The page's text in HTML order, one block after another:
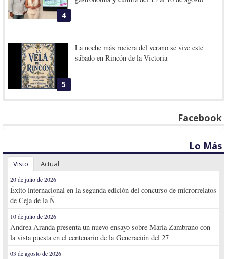
4
5
La noche más rociera del verano se vive este
sábado en Rincón de la Victoria
Facebook
Lo Más
Visto Actual
20 de julio de 2026
Éxito internacional en la segunda edición del concurso de microrrelatos
de Ceja de la Ñ
10 de julio de 2026
Andrea Aranda presenta un nuevo ensayo sobre María Zambrano con
la vista puesta en el centenario de la Generación del 27
03 de agosto de 2026